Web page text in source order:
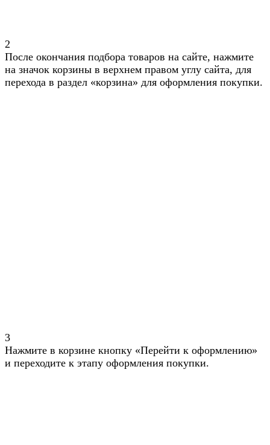
2
После окончания подбора товаров на сайте, нажмите
на значок корзины в верхнем правом углу сайта, для
перехода в раздел «корзина» для оформления покупки.
3
Нажмите в корзине кнопку «Перейти к оформлению»
и переходите к этапу оформления покупки.